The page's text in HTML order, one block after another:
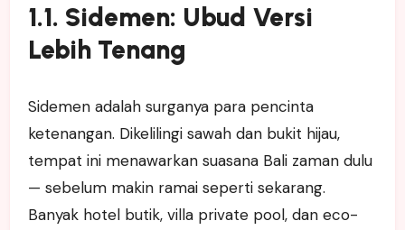
1.1. Sidemen: Ubud Versi
Lebih Tenang
Sidemen adalah surganya para pencinta
ketenangan. Dikelilingi sawah dan bukit hijau,
tempat ini menawarkan suasana Bali zaman dulu
— sebelum makin ramai seperti sekarang.
Banyak hotel butik, villa private pool, dan eco-